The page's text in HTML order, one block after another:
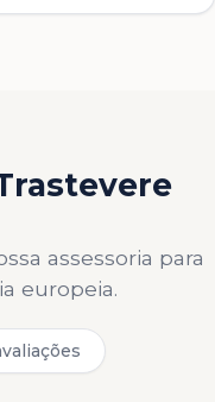
assessoria para
europeia.